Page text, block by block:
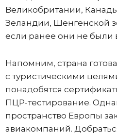
Великобритании,
Зеландии, Шенгенской
если ранее они не были
Напомним, страна
с туристическими
понадобятся
ПЦР-тестирование.
пространство Европы
авиакомпаний.